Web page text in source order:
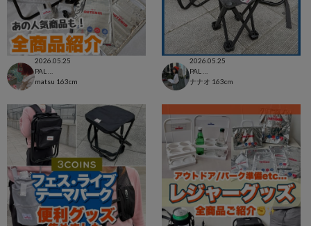
2026.05.25
matsu 163cm
2026.05.25
ナナオ 163cm